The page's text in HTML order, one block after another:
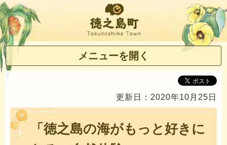
徳之島町
メニューを開く
更新日：2020年10月25日
「徳之島の海がもっと好きに